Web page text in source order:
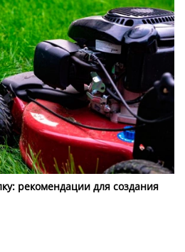
рекомендации для создания